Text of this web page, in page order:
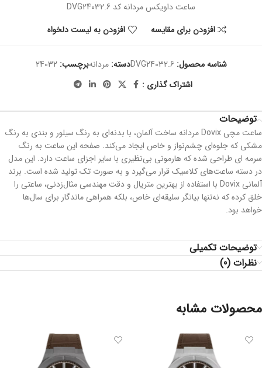
ساعت داویکس مردانه کد DVG24032.6
افزودن برای مقایسه
افزودن به لیست دلخواه
شناسه محصول: DVG24032.6دسته: مردانهبرچسب: 24032
اشتراک گذاری :
توضیحات
ساعت مچی Dovix مردانه ساخت آلمان، با بدنه‌ای به رنگ سیلور و بندی به رنگ
مشکی که جلوه‌ای چشم‌نواز و خاص ایجاد می‌کند. صفحه این ساعت به رنگ
سرمه ای طراحی شده که هارمونی بی‌نظیری با سایر اجزای ساعت دارد. این مدل
در دسته ساعت‌های کلاسیک قرار می‌گیرد و به صورت تک تولید شده است. برند
آلمانی Dovix با استفاده از بهترین متریال و دقت مهندسی مثال‌زدنی، ساعتی را
خلق کرده که نه‌تنها بیانگر سلیقه‌ای خاص، بلکه همراهی ماندگار برای سال‌ها
خواهد بود.
توضیحات تکمیلی
نظرات (0)
محصولات مشابه